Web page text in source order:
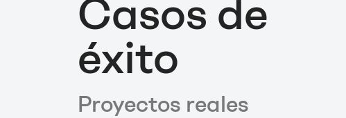
Casos de
éxito
Proyectos reales